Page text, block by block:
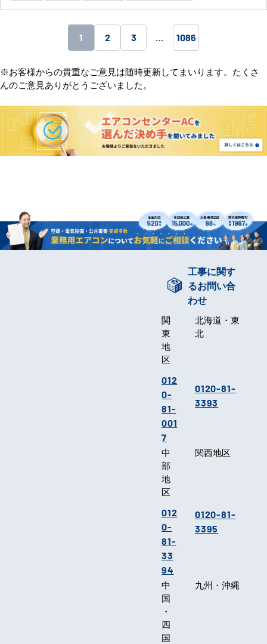
1 2 3 1086
※お客様からの貴重なご意見は随時更新してまいります。たくさ
んのご意見ありがとうございました。
工事に関す
るお問い合
わせ
関
東
地
区
012
0-
81-
001
7
北海道・東
北
0120-81-
3393
中
部
地
区
012
0-
81-
33
94
関西地区
0120-81-
3395
中
国
・
四
国
九州・沖縄